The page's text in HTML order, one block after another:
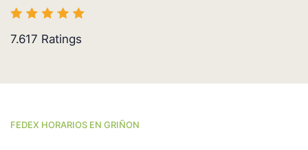
7.617 Ratings
FEDEX HORARIOS EN GRIÑON